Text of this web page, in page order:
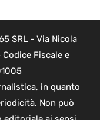
SRL - Via Nicola
Codice Fiscale e
in quanto
Non può